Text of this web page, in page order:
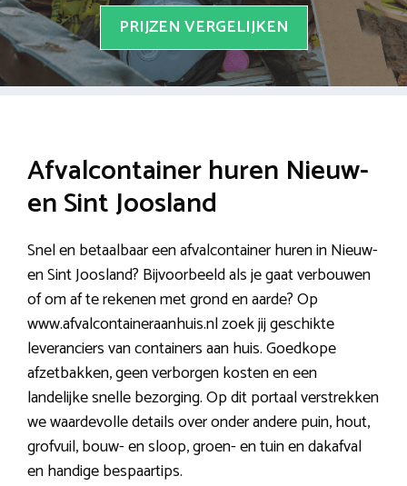
PRIJZEN VERGELIJKEN
Afvalcontainer huren Nieuw-
en Sint Joosland
Snel en betaalbaar een afvalcontainer huren in Nieuw-
en Sint Joosland? Bijvoorbeeld als je gaat verbouwen
of om af te rekenen met grond en aarde? Op
www.afvalcontaineraanhuis.nl zoek jij geschikte
leveranciers van containers aan huis. Goedkope
afzetbakken, geen verborgen kosten en een
landelijke snelle bezorging. Op dit portaal verstrekken
we waardevolle details over onder andere puin, hout,
grofvuil, bouw- en sloop, groen- en tuin en dakafval
en handige bespaartips.